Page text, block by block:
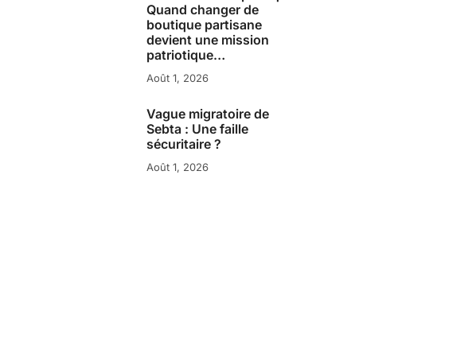
Quand changer de
boutique partisane
devient une mission
patriotique…
Août 1, 2026
Vague migratoire de
Sebta : Une faille
sécuritaire ?
Août 1, 2026